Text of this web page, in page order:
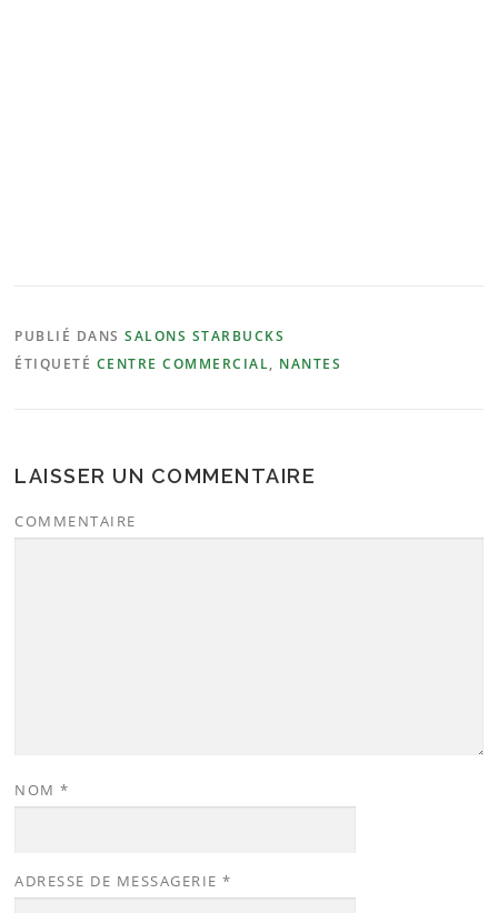
PUBLIÉ DANSSALONS STARBUCKS
ÉTIQUETÉ CENTRE COMMERCIAL, NANTES
LAISSER UN COMMENTAIRE
COMMENTAIRE
NOM*
ADRESSE DE MESSAGERIE*